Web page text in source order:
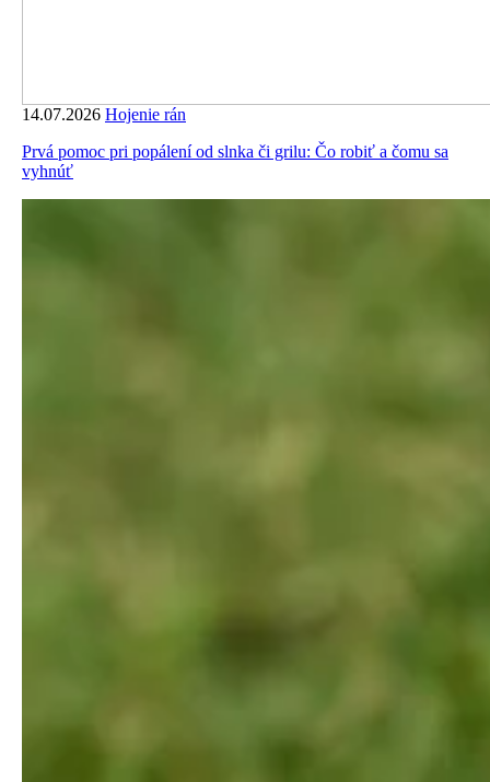
14.07.2026 Hojenie rán
Prvá pomoc pri popálení od slnka či grilu: Čo robiť a čomu sa
vyhnúť